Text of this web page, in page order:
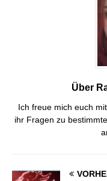
Über
Ich freue mich euch
ihr Fragen zu